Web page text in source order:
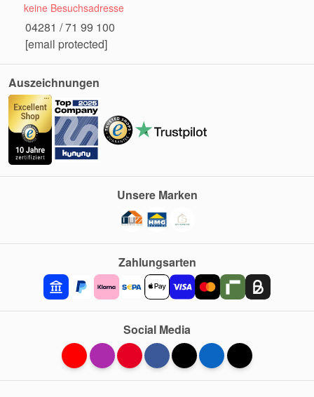
keine Besuchsadresse
04281 / 71 99 100
[email protected]
Auszeichnungen
Zahlungsarten
Unsere Marken
Social Media